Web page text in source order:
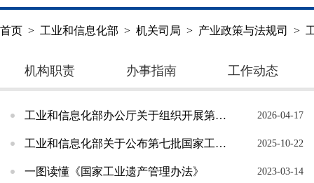
首页 > 工业和信息化部 > 机关司局 > 产业政策与法规司 >
机构职责 办事指南 工作动态
工业和信息化部办公厅关于组织开展第八批国家工业遗产认定申报和第四批复核工作的通知 2026-04-17
工业和信息化部关于公布第七批国家工业遗产及通过复核的第三批国家工业遗产名单的通知 2025-10-22
一图读懂《国家工业遗产管理办法》 2023-03-14